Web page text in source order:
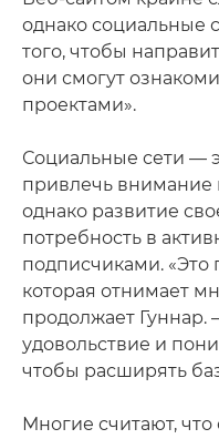
однако социальные
того, чтобы
они смогут
проектами».
Социальные сети —
привлечь внимание
однако развитие
потребность в
подписчиками. «Это
которая отнимает
продолжает Гуннар.
удовольствие и
чтобы расширять
Многие считают,